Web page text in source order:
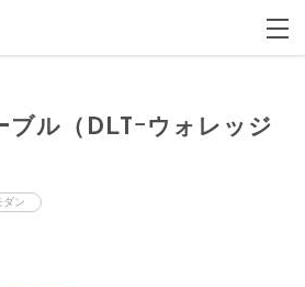
ブル（DLTｰウォレッジ
ダン